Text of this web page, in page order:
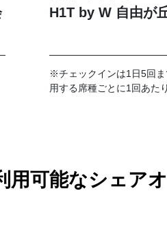
H1T by W 自由が
※チェックインは1日5回
用する席種ごとに1回あた
用可能なシェア